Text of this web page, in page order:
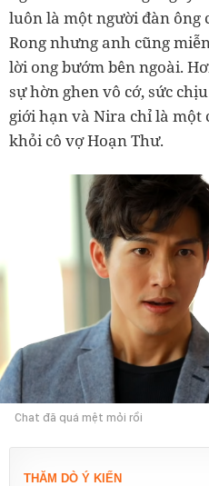
luôn là một người đàn ông
Rong nhưng anh cũng
lời ong bướm bên ngoài.
sự hờn ghen vô cớ, sức
giới hạn và Nira chỉ là một
khỏi cô vợ Hoạn Thư.
Chat đã quá mệt mỏi rồi
THĂM DÒ Ý KIẾN